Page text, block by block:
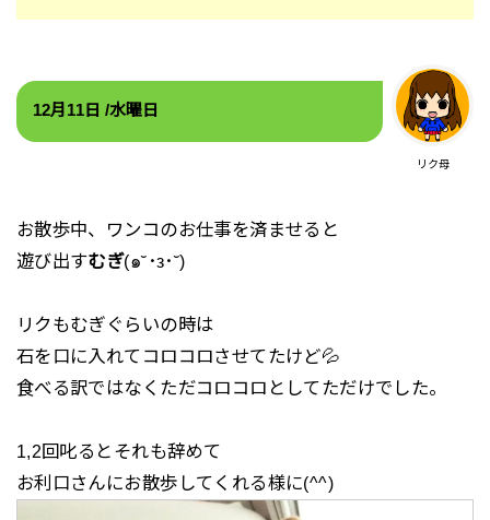
リク母
12月11 日 /水曜日
お散歩中、ワンコのお仕事を済ませると
遊び出すむぎ(๑˘･з･˘)
リクもむぎぐらいの時は
石を口に入れてコロコロさせてたけど💦
食べる訳ではなくただコロコロとしてただけでした。
1,2回叱るとそれも辞めて
お利口さんにお散歩してくれる様に(^^)